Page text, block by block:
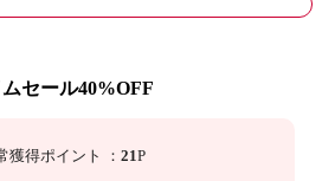
セール40%OFF
獲得ポイント ： 21P